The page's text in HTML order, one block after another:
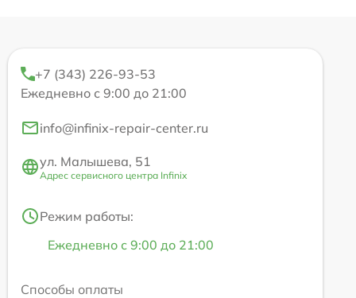
+7 (343) 226-93-53
Ежедневно с 9:00 до 21:00
info@infinix-repair-center.ru
ул. Малышева, 51
Адрес сервисного центра Infinix
Режим работы:
Ежедневно с 9:00 до 21:00
Способы оплаты